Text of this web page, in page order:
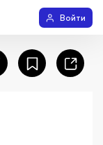
Войти